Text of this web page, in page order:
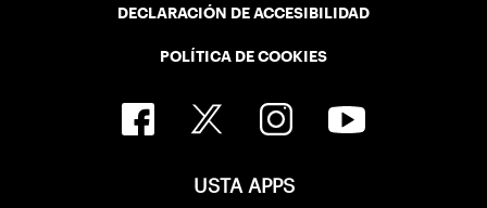
DECLARACIÓN DE ACCESIBILIDAD
POLÍTICA DE COOKIES
USTA APPS